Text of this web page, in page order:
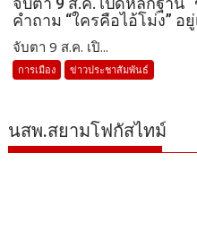
คำถาม “ใครคือไอ้โม่ง” อ
จับตา 9 ส.ค. เปิ...
การเมือง ข่าวประชาสัมพันธ์
นสพ.สยามโฟกัสไทม์